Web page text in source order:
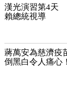
漢光演習第4天
賴總統視導
蔣萬安為慈濟
倒黑白令人痛心！